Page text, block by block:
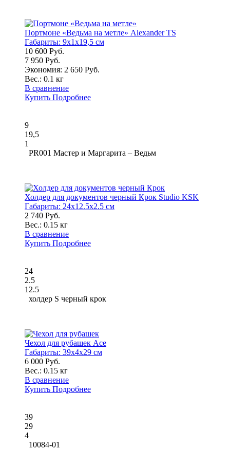
Портмоне «Ведьма на метле» Alexander TS
Габариты: 9x1x19,5 см
10 600 Руб.
7 950 Руб.
Экономия: 2 650 Руб.
Вес.: 0.1 кг
В сравнение
Купить Подробнее
9
19,5
1
PR001 Мастер и Маргарита – Ведьм
Холдер для документов черный Крок Studio KSK
Габариты: 24x12.5x2.5 см
2 740 Руб.
Вес.: 0.15 кг
В сравнение
Купить Подробнее
24
2.5
12.5
холдер S черный крок
Чехол для рубашек Ace
Габариты: 39x4x29 см
6 000 Руб.
Вес.: 0.15 кг
В сравнение
Купить Подробнее
39
29
4
10084-01